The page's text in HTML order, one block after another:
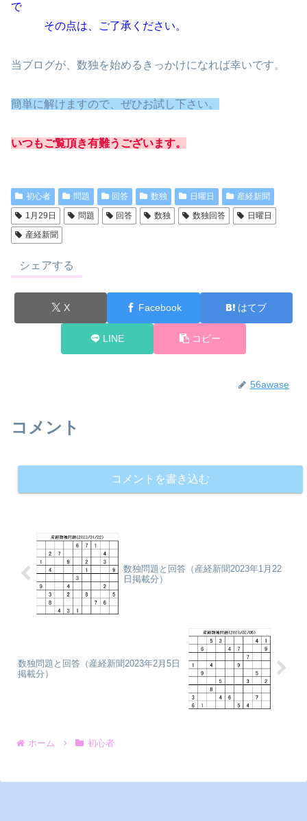
で
その点は、ご了承ください。
当ブログが、数独を始めるきっかけになれば幸いです。
簡単に解けますので、ぜひお試し下さい。
いつもご覧頂き有難うございます。
初心者 問題 回答 数独 日曜日
産経新聞
1月29日
問題 回答 数独 数独回答
日曜日
産経新聞
シェアする
X Facebook はてブ
LINE コピー
56awase
コメント
コメントを書き込む
数独問題と回答（産経新聞2023年1月22
日掲載分）
数独問題と回答（産経新聞2023年2月5日
掲載分）
ホーム 初心者